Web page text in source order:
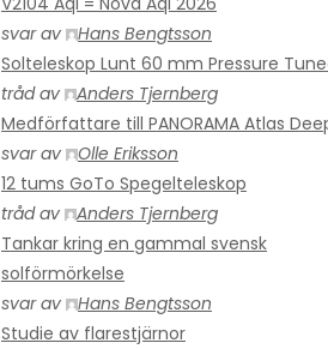
svar av
Hans Bengtsson
Solteleskop Lunt 60 mm Pressure
tråd av
Anders Tjernberg
Medförfattare till PANORAMA Atlas
svar av
Olle Eriksson
12 tums GoTo Spegelteleskop
tråd av
Anders Tjernberg
Tankar kring en gammal svensk
solförmörkelse
svar av
Hans Bengtsson
Studie av flarestjärnor